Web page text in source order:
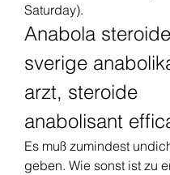
Saturday).
Anabola
sverige
arzt, steroide
anabolisant
Es muß zumindest
geben. Wie sonst ist zu